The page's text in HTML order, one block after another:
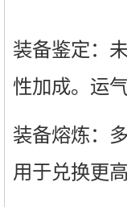
装备鉴定：
性加成。运
装备熔炼：
用于兑换更